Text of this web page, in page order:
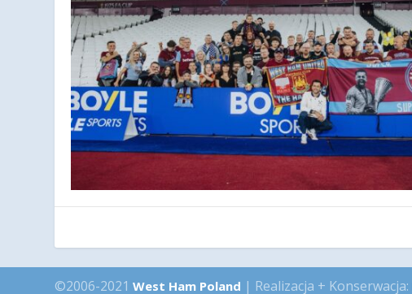
©2006-2021West Ham Poland | Realizacja + Konserwacja: